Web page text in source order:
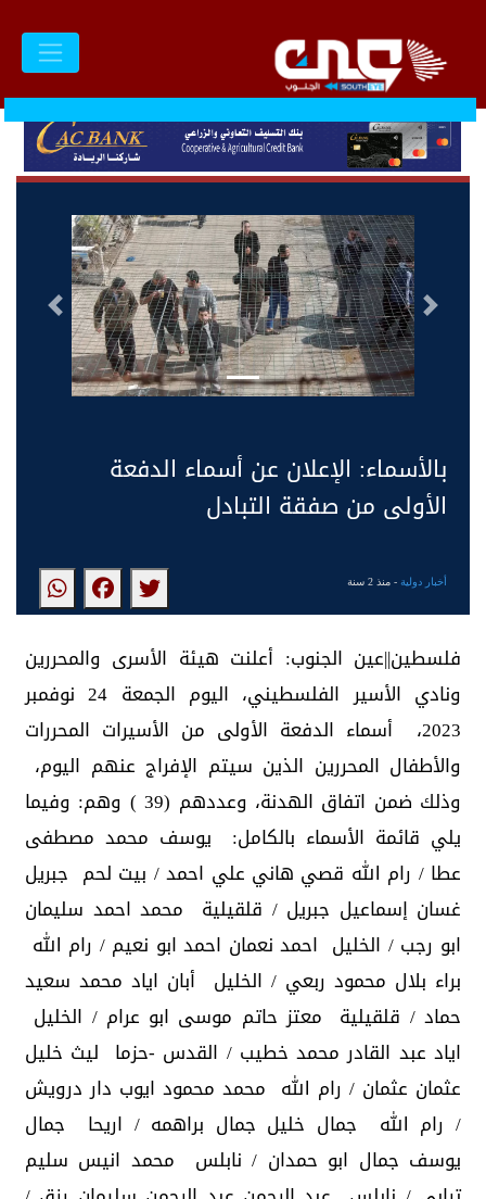
التالى السابق
بالأسماء: الإعلان عن أسماء الدفعة
الأولى من صفقة التبادل
أخبار دولية- منذ 2 سنة
فلسطين||عين الجنوب: أعلنت هيئة الأسرى والمحررين
ونادي الأسير الفلسطيني، اليوم الجمعة 24 نوفمبر
2023، أسماء الدفعة الأولى من الأسيرات المحررات
والأطفال المحررين الذين سيتم الإفراج عنهم اليوم،
وذلك ضمن اتفاق الهدنة، وعددهم (39 ) وهم: وفيما
يلي قائمة الأسماء بالكامل: يوسف محمد مصطفى
عطا / رام الله قصي هاني علي احمد / بيت لحم جبريل
غسان إسماعيل جبريل / قلقيلية محمد احمد سليمان
ابو رجب / الخليل احمد نعمان احمد ابو نعيم / رام الله
براء بلال محمود ربعي / الخليل أبان اياد محمد سعيد
حماد / قلقيلية معتز حاتم موسى ابو عرام / الخليل
اياد عبد القادر محمد خطيب / القدس -حزما ليث خليل
عثمان عثمان / رام الله محمد محمود ايوب دار درويش
/ رام الله جمال خليل جمال براهمه / اريحا جمال
يوسف جمال ابو حمدان / نابلس محمد انيس سليم